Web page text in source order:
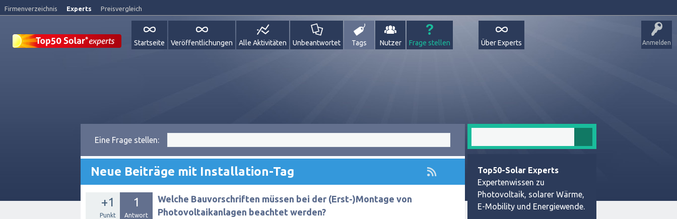
Firmenverzeichnis Experts Preisvergleich
Anmelden
Startseite Veröffentlichungen Alle Aktivitäten Unbeantwortet Tags Nutzer Frage stellen Über Experts
Eine Frage stellen:
Neue Beiträge mit Installation-Tag
+1
Punkt
1
Antwort
Welche Bauvorschriften müssen bei der (Erst-)Montage von
Photovoltaikanlagen beachtet werden?
Top50-Solar Experts
Expertenwissen zu
Photovoltaik, solarer Wärme,
E-Mobility und Energiewende.